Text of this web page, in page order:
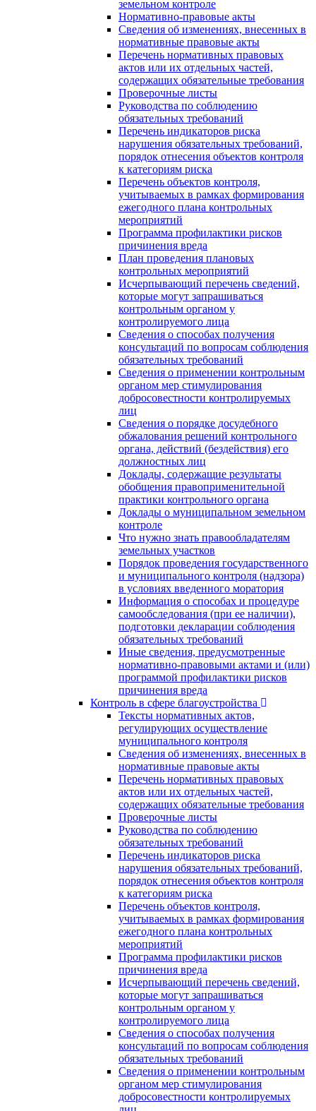
земельном контроле
Нормативно-правовые акты
Сведения об изменениях, внесенных в
нормативные правовые акты
Перечень нормативных правовых
актов или их отдельных частей,
содержащих обязательные требования
Проверочные листы
Руководства по соблюдению
обязательных требований
Перечень индикаторов риска
нарушения обязательных требований,
порядок отнесения объектов контроля
к категориям риска
Перечень объектов контроля,
учитываемых в рамках формирования
ежегодного плана контрольных
мероприятий
Программа профилактики рисков
причинения вреда
План проведения плановых
контрольных мероприятий
Исчерпывающий перечень сведений,
которые могут запрашиваться
контрольным органом у
контролируемого лица
Сведения о способах получения
консультаций по вопросам соблюдения
обязательных требований
Сведения о применении контрольным
органом мер стимулирования
добросовестности контролируемых
лиц
Сведения о порядке досудебного
обжалования решений контрольного
органа, действий (бездействия) его
должностных лиц
Доклады, содержащие результаты
обобщения правоприменительной
практики контрольного органа
Доклады о муниципальном земельном
контроле
Что нужно знать правообладателям
земельных участков
Порядок проведения государственного
и муниципального контроля (надзора)
в условиях введенного моратория
Информация о способах и процедуре
самообследования (при ее наличии),
подготовки декларации соблюдения
обязательных требований
Иные сведения, предусмотренные
нормативно-правовыми актами и (или)
программой профилактики рисков
причинения вреда
Контроль в сфере благоустройства
Тексты нормативных актов,
регулирующих осуществление
муниципального контроля
Сведения об изменениях, внесенных в
нормативные правовые акты
Перечень нормативных правовых
актов или их отдельных частей,
содержащих обязательные требования
Проверочные листы
Руководства по соблюдению
обязательных требований
Перечень индикаторов риска
нарушения обязательных требований,
порядок отнесения объектов контроля
к категориям риска
Перечень объектов контроля,
учитываемых в рамках формирования
ежегодного плана контрольных
мероприятий
Программа профилактики рисков
причинения вреда
Исчерпывающий перечень сведений,
которые могут запрашиваться
контрольным органом у
контролируемого лица
Сведения о способах получения
консультаций по вопросам соблюдения
обязательных требований
Сведения о применении контрольным
органом мер стимулирования
добросовестности контролируемых